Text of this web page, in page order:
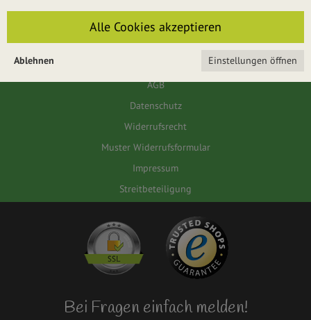
Für das Passwort muss die Groß-/Kleinschreibung beachtet werden.
AGB
Datenschutz
Widerrufsrecht
Muster Widerrufsformular
Impressum
Streitbeteiligung
Bei Fragen einfach melden!
Alle Cookies akzeptieren
Einstellungen öffnen
Ablehnen